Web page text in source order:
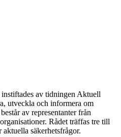
av tidningen Aktuell
utveckla och informera om
av representanter från
Rådet träffas tre till
säkerhetsfrågor.